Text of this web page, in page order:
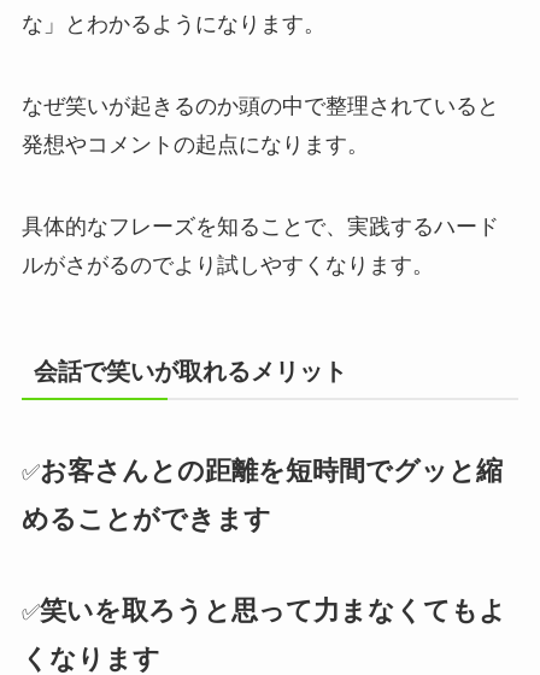
な」とわかるようになります。
なぜ笑いが起きるのか頭の中で整理されていると
発想やコメントの起点になります。
具体的なフレーズを知ることで、実践するハード
ルがさがるのでより試しやすくなります。
会話で笑いが取れるメリット
✅お客さんとの距離を短時間でグッと縮
めることができます
✅笑いを取ろうと思って力まなくてもよ
くなります